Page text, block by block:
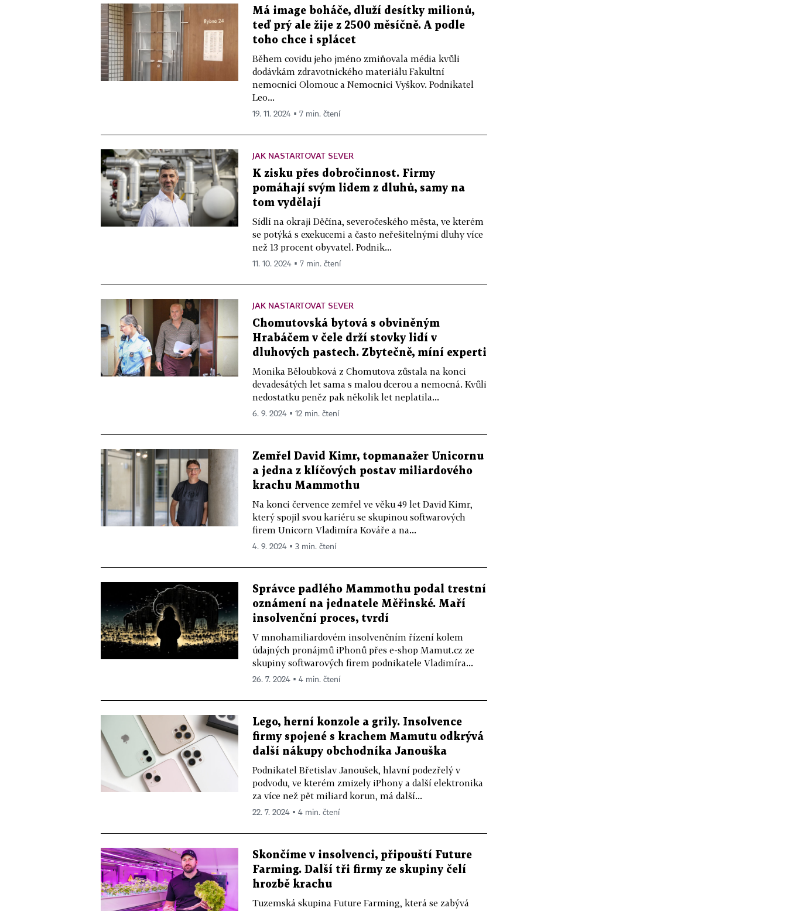
Má image boháče, dluží desítky milionů,
teď prý ale žije z 2500 měsíčně. A podle
toho chce i splácet
Během covidu jeho jméno zmiňovala média kvůli
dodávkám zdravotnického materiálu Fakultní
nemocnici Olomouc a Nemocnici Vyškov. Podnikatel
Leo...
19. 11. 2024 ▪ 7 min. čtení
JAK NASTARTOVAT SEVER
K zisku přes dobročinnost. Firmy
pomáhají svým lidem z dluhů, samy na
tom vydělají
Sídlí na okraji Děčína, severočeského města, ve kterém
se potýká s exekucemi a často neřešitelnými dluhy více
než 13 procent obyvatel. Podnik...
11. 10. 2024 ▪ 7 min. čtení
JAK NASTARTOVAT SEVER
Chomutovská bytová s obviněným
Hrabáčem v čele drží stovky lidí v
dluhových pastech. Zbytečně, míní experti
Monika Běloubková z Chomutova zůstala na konci
devadesátých let sama s malou dcerou a nemocná. Kvůli
nedostatku peněz pak několik let neplatila...
6. 9. 2024 ▪ 12 min. čtení
Zemřel David Kimr, topmanažer Unicornu
a jedna z klíčových postav miliardového
krachu Mammothu
Na konci července zemřel ve věku 49 let David Kimr,
který spojil svou kariéru se skupinou softwarových
firem Unicorn Vladimíra Kováře a na...
4. 9. 2024 ▪ 3 min. čtení
Správce padlého Mammothu podal trestní
oznámení na jednatele Měřinské. Maří
insolvenční proces, tvrdí
V mnohamiliardovém insolvenčním řízení kolem
údajných pronájmů iPhonů přes e-shop Mamut.cz ze
skupiny softwarových firem podnikatele Vladimíra...
26. 7. 2024 ▪ 4 min. čtení
Lego, herní konzole a grily. Insolvence
firmy spojené s krachem Mamutu odkrývá
další nákupy obchodníka Janouška
Podnikatel Břetislav Janoušek, hlavní podezřelý v
podvodu, ve kterém zmizely iPhony a další elektronika
za více než pět miliard korun, má další...
22. 7. 2024 ▪ 4 min. čtení
Skončíme v insolvenci, připouští Future
Farming. Další tři firmy ze skupiny čelí
hrozbě krachu
Tuzemská skupina Future Farming, která se zabývá